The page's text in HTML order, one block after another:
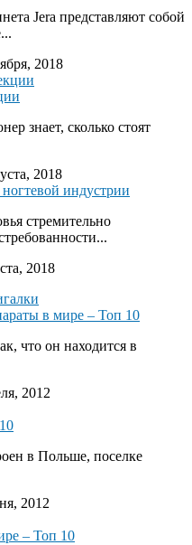
Jera представляют собой
2018
знает, сколько стоят
2018
индустрии
стремительно
2018
в мире – Топ 10
что он находится в
2012
в Польше, поселке
2012
– Топ 10